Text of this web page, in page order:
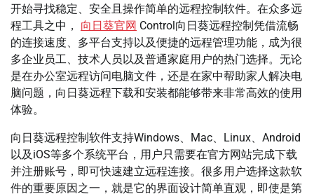
开始寻找稳定、安全且操作简单的远程控制软件。在众多远
程工具之中， 向日葵官网 Control向日葵远程控制凭借流畅
的连接速度、多平台支持以及便捷的远程管理功能，成为很
多企业员工、技术人员以及普通家庭用户的热门选择。无论
是在办公室远程访问电脑文件，还是在家中帮助家人解决电
脑问题，向日葵远程下载和安装都能够带来非常高效的使用
体验。
向日葵远程控制软件支持Windows、Mac、Linux、Android
以及iOS等多个系统平台，用户只需要在官方网站完成下载
并注册账号，即可快速建立远程连接。很多用户选择这款软
件的重要原因之一，就是它的界面设计简单直观，即使是第